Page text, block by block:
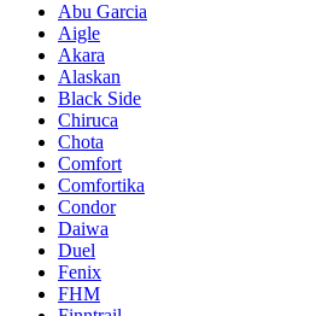
Abu Garcia
Aigle
Akara
Alaskan
Black Side
Chiruca
Chota
Comfort
Comfortika
Condor
Daiwa
Duel
Fenix
FHM